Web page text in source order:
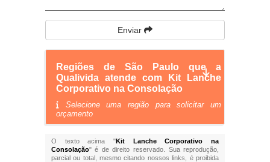
Enviar
Regiões de São Paulo que a
Qualivida atende com Kit Lanche
Corporativo na Consolação
Selecione uma região para solicitar um
orçamento
O texto acima "Kit Lanche Corporativo na
Consolação" é de direito reservado. Sua reprodução,
parcial ou total, mesmo citando nossos links, é proibida